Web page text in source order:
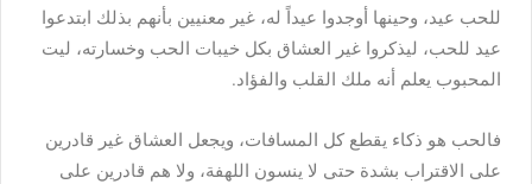
للحب عيد، وحينها أوجدوا عيداً له، غير معنيين بأنهم بذلك ابتدعوا
عيد للحب، ليذكروا غير العشاق بكل خيبات الحب وخسارته، ليت
المحبوب يعلم أنه ملك القلب والفؤاد.
فالحب هو ذكاء يقطع كل المسافات، ويجعل العشاق غير قادرين
على الاقتراب بشدة حتى لا ينسون اللهفة، ولا هم قادرين على